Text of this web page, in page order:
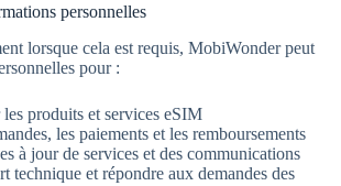
personnelles
lorsque cela est requis, MobiWonder peut
pour :
produits et services eSIM
les paiements et les remboursements
à jour de services et des communications
technique et répondre aux demandes des